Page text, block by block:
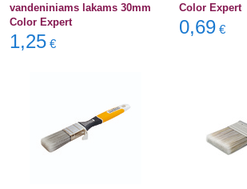
vandeniniams lakams 30mm
Color Expert
1,25 €
Color Expert
0,69 €